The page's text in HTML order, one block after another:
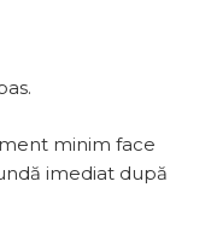
minim face
imediat după